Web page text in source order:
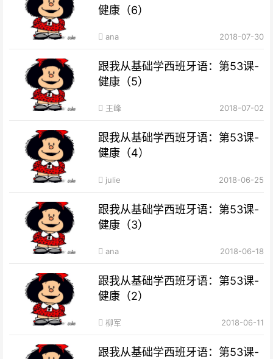
健康（6）
ana 2018-07-30
跟我从基础学西班牙语：第53课-
健康（5）
王峰 2018-07-02
跟我从基础学西班牙语：第53课-
健康（4）
julie 2018-06-25
跟我从基础学西班牙语：第53课-
健康（3）
ana 2018-06-18
跟我从基础学西班牙语：第53课-
健康（2）
柳军 2018-06-11
跟我从基础学西班牙语：第53课-